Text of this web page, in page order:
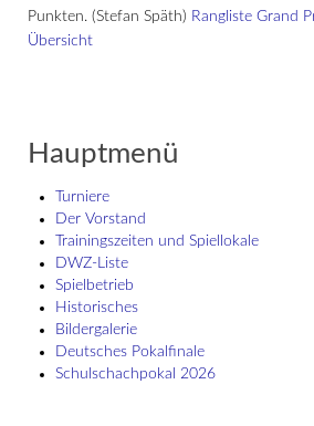
Punkten. (Stefan Späth) Rangliste Grand
Übersicht
Hauptmenü
Turniere
Der Vorstand
Trainingszeiten und Spiellokale
DWZ-Liste
Spielbetrieb
Historisches
Bildergalerie
Deutsches Pokalfinale
Schulschach­pokal 2026